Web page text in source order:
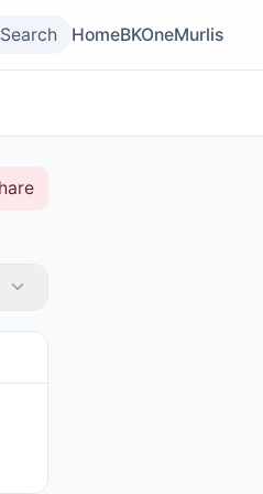
Search HomeBKOneMurlis